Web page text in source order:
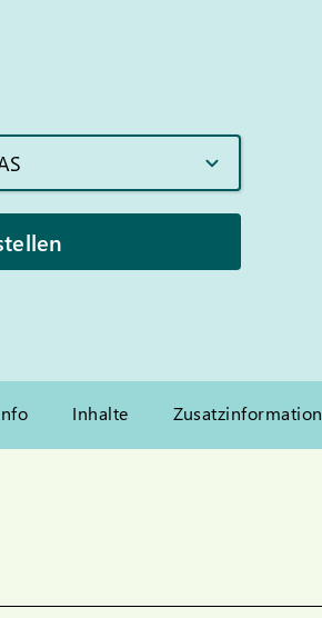
Inhalte Zusatzinformation